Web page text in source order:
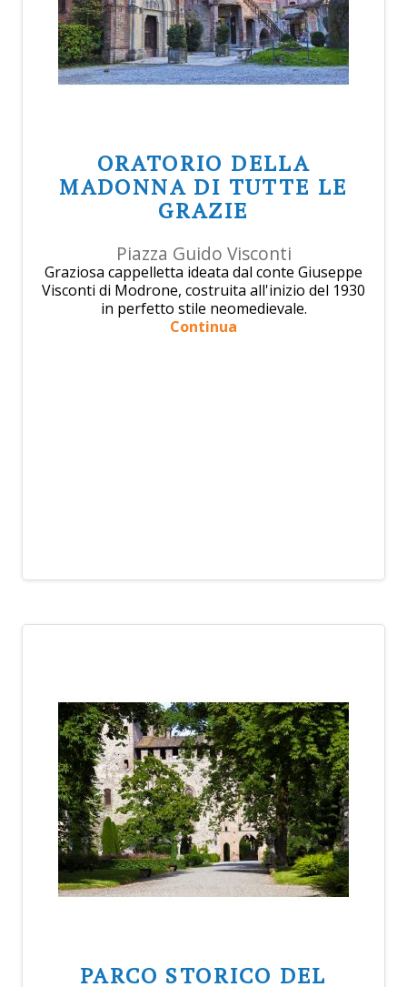
ORATORIO DELLA
MADONNA DI TUTTE LE
GRAZIE
Piazza Guido Visconti
Graziosa cappelletta ideata dal conte Giuseppe
Visconti di Modrone, costruita all'inizio del 1930
in perfetto stile neomedievale.
Continua
PARCO STORICO DEL